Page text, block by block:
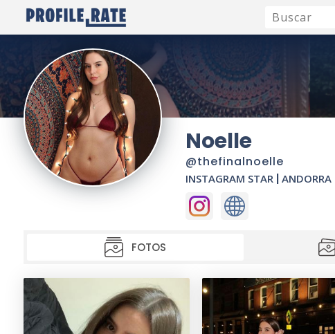
Noelle
@thefinalnoelle
INSTAGRAM STAR |ANDORRA
FOTOS